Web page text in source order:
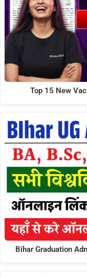
Top 15 New
Bihar Graduation